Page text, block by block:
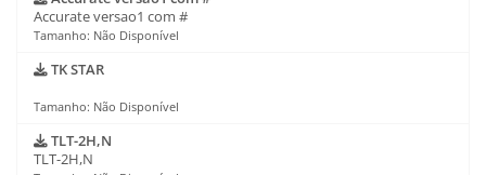
Accurate versao1 com #
Tamanho: Não Disponível
TK STAR
Tamanho: Não Disponível
TLT-2H,N
TLT-2H,N